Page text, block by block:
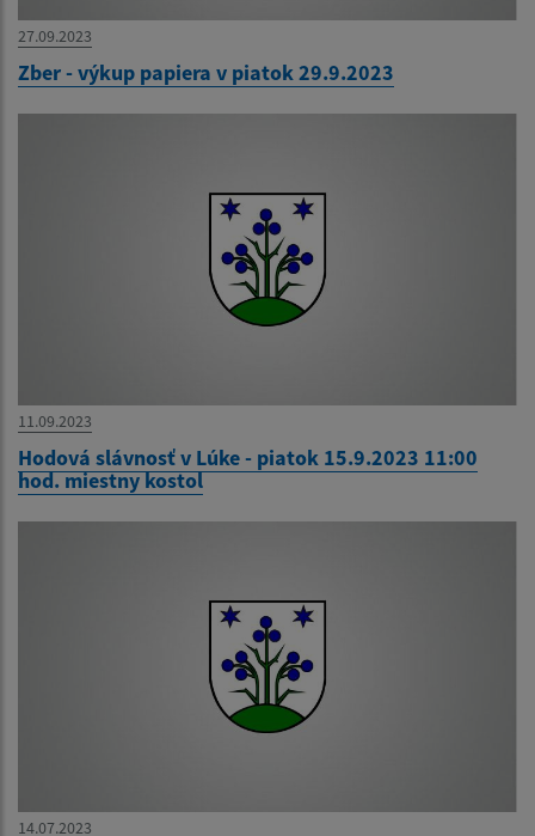
27.09.2023
Zber - výkup papiera v piatok 29.9.2023
11.09.2023
Hodová slávnosť v Lúke - piatok 15.9.2023 11:00
hod. miestny kostol
14.07.2023